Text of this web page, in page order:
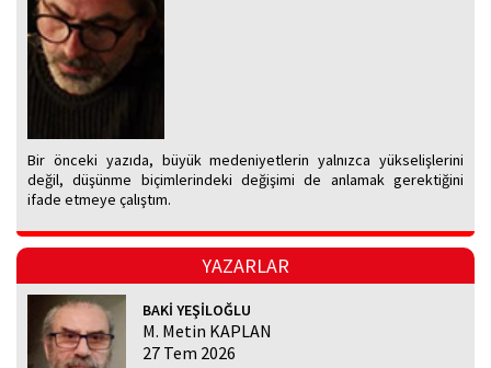
Bir önceki yazıda, büyük medeniyetlerin yalnızca yükselişlerini
değil, düşünme biçimlerindeki değişimi de anlamak gerektiğini
ifade etmeye çalıştım.
YAZARLAR
BAKİ YEŞİLOĞLU
M. Metin KAPLAN
27 Tem 2026